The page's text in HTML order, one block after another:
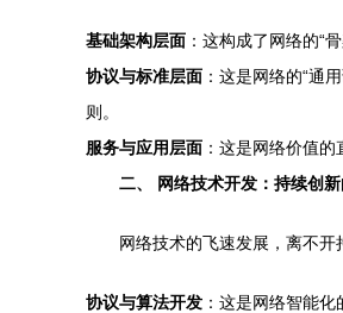
基础架构层面 ：这构成了网络的“
协议与标准层面 ：这是网络的“通
则。
服务与应用层面 ：这是网络价值
二、 网络技术开发：持续创
网络技术的飞速发展，离不开
协议与算法开发 ：这是网络智能